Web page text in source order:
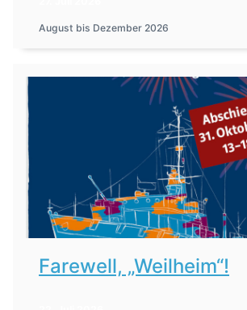
August bis Dezember 2026
Farewell, „Weilheim“!